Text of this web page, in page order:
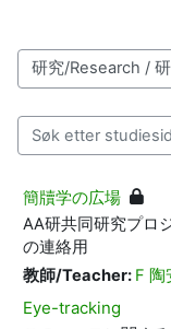
Kurskategorier
Søk etter studiesider
簡牘学の広場
AA研共同研究プロ
の連絡用
教師/Teacher: F 陶
Eye-tracking